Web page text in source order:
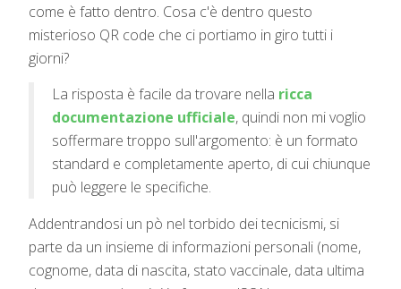
come è fatto dentro. Cosa c'è dentro questo
misterioso QR code che ci portiamo in giro tutti i
giorni?
La risposta è facile da trovare nella ricca
documentazione ufficiale, quindi non mi voglio
soffermare troppo sull'argomento: è un formato
standard e completamente aperto, di cui chiunque
può leggere le specifiche.
Addentrandosi un pò nel torbido dei tecnicismi, si
parte da un insieme di informazioni personali (nome,
cognome, data di nascita, stato vaccinale, data ultima